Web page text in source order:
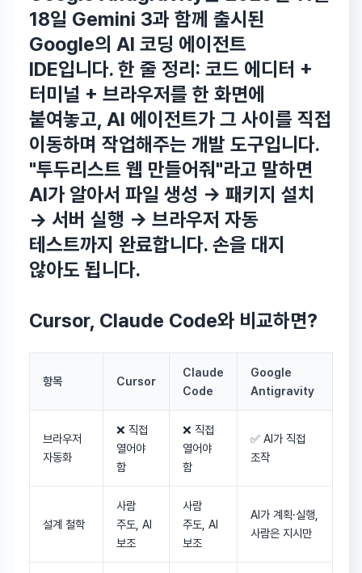
18일 Gemini 3과 함께 출시된
Google의 AI 코딩 에이전트
IDE입니다. 한 줄 정리: 코드 에디터 +
터미널 + 브라우저를 한 화면에
붙여놓고, AI 에이전트가 그 사이를 직접
이동하며 작업해주는 개발 도구입니다.
"투두리스트 웹 만들어줘"라고 말하면
AI가 알아서 파일 생성 → 패키지 설치
→ 서버 실행 → 브라우저 자동
테스트까지 완료합니다. 손을 대지
않아도 됩니다.
Cursor, Claude Code와 비교하면?
항목 Cursor
Claude
Code
Google
Antigravity
브라우저
자동화
❌ 직접
열어야
함
❌ 직접
열어야
함
✅ AI가 직접
조작
설계 철학
사람
주도, AI
보조
사람
주도, AI
보조
AI가 계획·실행,
사람은 지시만